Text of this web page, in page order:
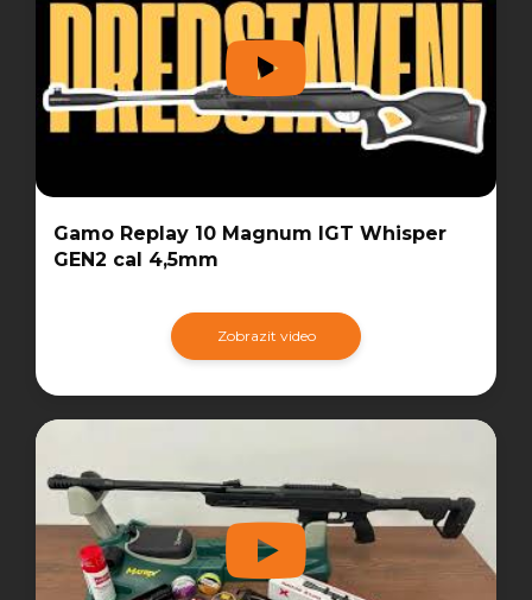
Gamo Replay 10 Magnum IGT Whisper
GEN2 cal 4,5mm
Zobrazit video